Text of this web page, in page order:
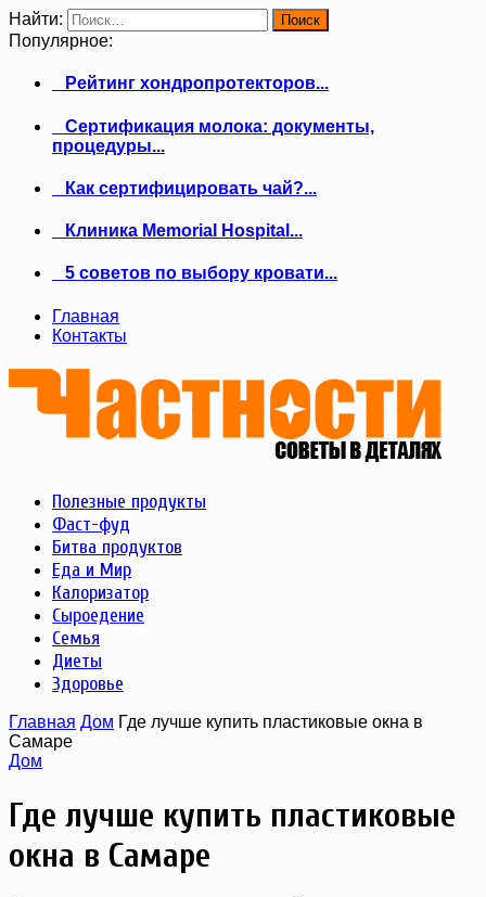
Найти:
Популярное:
Рейтинг хондропротекторов...
Сертификация молока: документы,
процедуры...
Как сертифицировать чай?...
Клиника Memorial Hospital...
5 советов по выбору кровати...
Главная
Контакты
Полезные продукты
Фаст-фуд
Битва продуктов
Еда и Мир
Калоризатор
Сыроедение
Семья
Диеты
Здоровье
Главная Дом Где лучше купить пластиковые окна в
Самаре
Дом
Где лучше купить пластиковые
окна в Самаре